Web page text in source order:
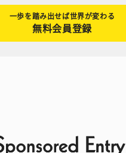
一歩を踏み出せば世界が変わる
無料会員登録